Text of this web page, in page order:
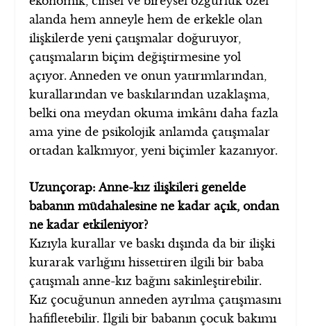
alanda hem anneyle hem de erkekle olan
ilişkilerde yeni çatışmalar doğuruyor,
çatışmaların biçim değiştirmesine yol
açıyor. Anneden ve onun yatırımlarından,
kurallarından ve baskılarından uzaklaşma,
belki ona meydan okuma imkânı daha fazla
ama yine de psikolojik anlamda çatışmalar
ortadan kalkmıyor, yeni biçimler kazanıyor.
Uzunçorap: Anne-kız ilişkileri genelde
babanın müdahalesine ne kadar açık, ondan
ne kadar etkileniyor?
Kızıyla kurallar ve baskı dışında da bir ilişki
kurarak varlığını hissettiren ilgili bir baba
çatışmalı anne-kız bağını sakinleştirebilir.
Kız çocuğunun anneden ayrılma çatışmasını
hafifletebilir. İlgili bir babanın çocuk bakımı